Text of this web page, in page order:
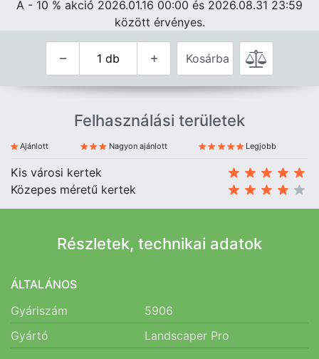
A - 10 % akció 2026.01.16 00:00 és 2026.08.31 23:59
között érvényes.
Kosárba
Felhasználási területek
Ajánlott Nagyon ajánlott Legjobb
Kis városi kertek
Közepes méretű kertek
Részletek, technikai adatok
ÁLTALÁNOS
Gyáriszám
5906
Gyártó
Landscaper Pro